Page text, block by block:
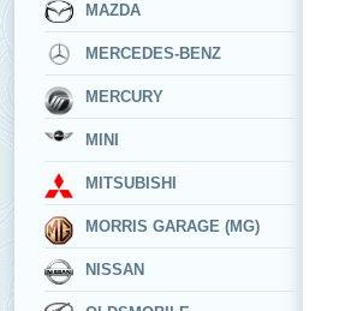
MAZDA
MERCEDES-BENZ
MERCURY
MINI
MITSUBISHI
MORRIS GARAGE (MG)
NISSAN